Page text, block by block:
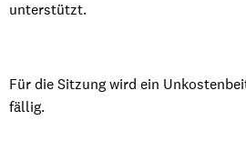
unterstützt.
Für die Sitzung wird ein
fällig.